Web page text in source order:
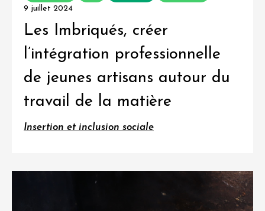
9 juillet 2024
Les Imbriqués, créer
l’intégration professionnelle
de jeunes artisans autour du
travail de la matière
Insertion et inclusion sociale